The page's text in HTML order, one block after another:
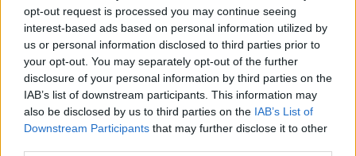
opt-out request is processed you may continue seeing
interest-based ads based on personal information utilized by
us or personal information disclosed to third parties prior to
your opt-out. You may separately opt-out of the further
disclosure of your personal information by third parties on the
IAB’s list of downstream participants. This information may
also be disclosed by us to third parties on the IAB’s List of
Downstream Participants that may further disclose it to other